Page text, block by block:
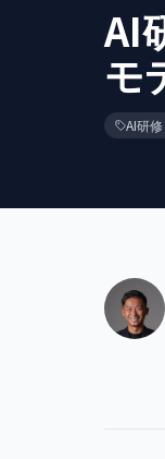
AI
モ
AI研修